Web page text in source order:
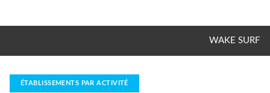
WAKE SURF
ÉTABLISSEMENTS PAR ACTIVITÉ